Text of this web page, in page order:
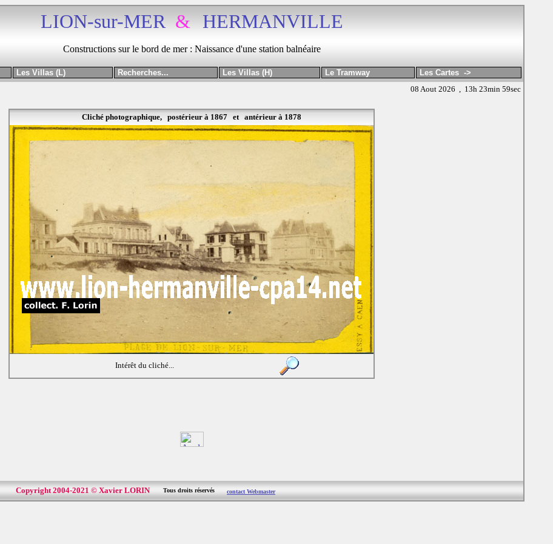
LION-sur-MER & HERMANVILLE
Constructions sur le bord de mer : Naissance d'une station balnéaire
Les Villas (L) Recherches... Les Villas (H) Le Tramway Les Cartes ->
08 Aout 2026 , 13h 23min 59sec
Cliché photographique, postérieur à 1867 et antérieur à 1878
Intérêt du cliché...
Copyright 2004-2021 © Xavier LORIN Tous droits réservés contact Webmaster